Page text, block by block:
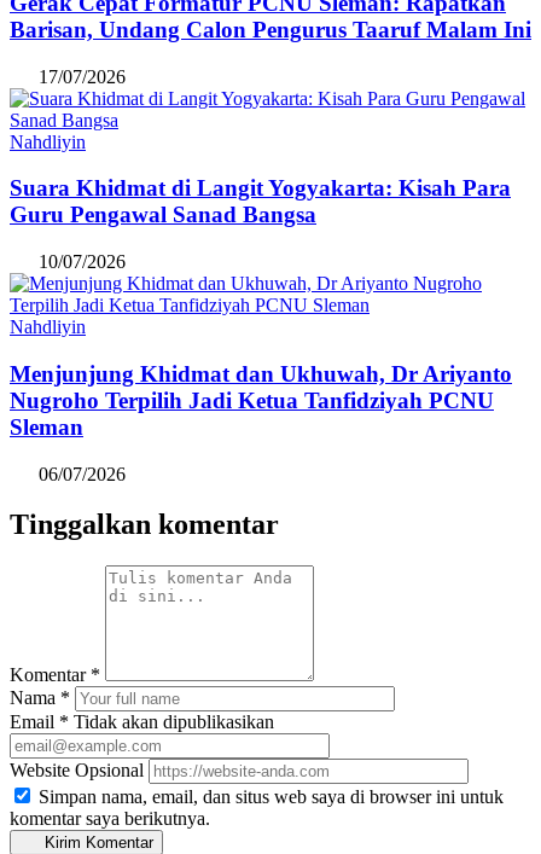
Barisan, Undang Calon Pengurus Taaruf Malam Ini
17/07/2026
Nahdliyin
Suara Khidmat di Langit Yogyakarta: Kisah Para
Guru Pengawal Sanad Bangsa
10/07/2026
Nahdliyin
Menjunjung Khidmat dan Ukhuwah, Dr Ariyanto
Nugroho Terpilih Jadi Ketua Tanfidziyah PCNU
Sleman
06/07/2026
Tinggalkan komentar
Komentar *
Nama *
Email * Tidak akan dipublikasikan
Website Opsional
Simpan nama, email, dan situs web saya di browser ini untuk
komentar saya berikutnya.
Kirim Komentar